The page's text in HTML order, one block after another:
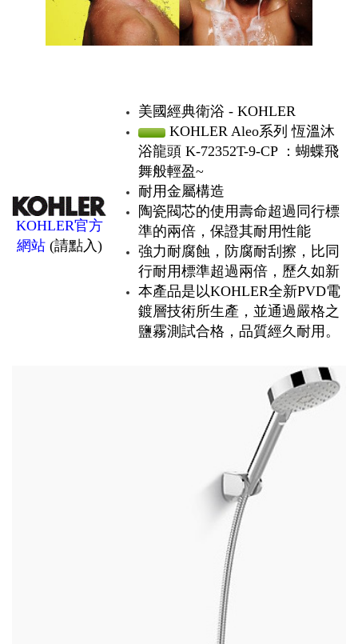
KOHLER官方
網站 (請點入)
美國經典衛浴 - KOHLER
KOHLER Aleo系列 恆溫沐
浴龍頭 K-72352T-9-CP ：蝴蝶飛
舞般輕盈~
耐用金屬構造
陶瓷閥芯的使用壽命超過同行標
準的兩倍，保證其耐用性能
強力耐腐蝕，防腐耐刮擦，比同
行耐用標準超過兩倍，歷久如新
本產品是以KOHLER全新PVD電
鍍層技術所生產，並通過嚴格之
鹽霧測試合格，品質經久耐用。